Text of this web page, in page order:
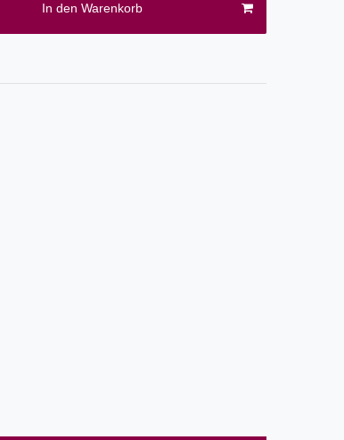
In den Warenkorb